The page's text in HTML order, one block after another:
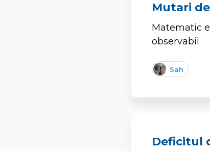
Mutari
Matematic
observabil.
Sah
Deficitul